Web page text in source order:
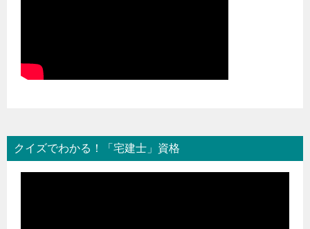
クイズでわかる！「宅建士」資格